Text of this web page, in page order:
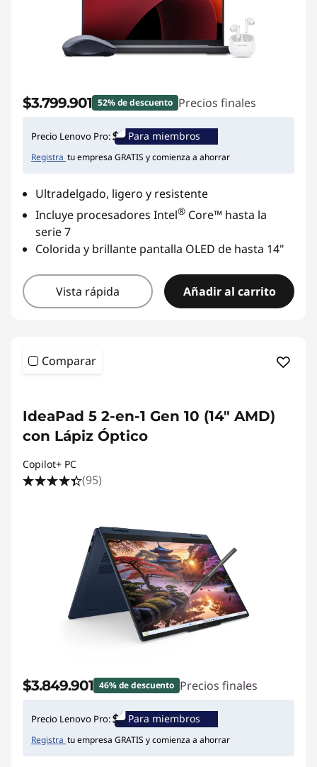
$3.799.901 52% de descuento Precios finales
Precio Lenovo Pro: Para miembros
Registra tu empresa GRATIS y comienza a ahorrar
Ultradelgado, ligero y resistente
Incluye procesadores Intel® Core™ hasta la
serie 7
Colorida y brillante pantalla OLED de hasta 14"
Vista rápida Añadir al carrito
Comparar
IdeaPad 5 2-en-1 Gen 10 (14" AMD)
con Lápiz Óptico
Copilot+ PC
(95)
$3.849.901 46% de descuento Precios finales
Precio Lenovo Pro: Para miembros
Registra tu empresa GRATIS y comienza a ahorrar